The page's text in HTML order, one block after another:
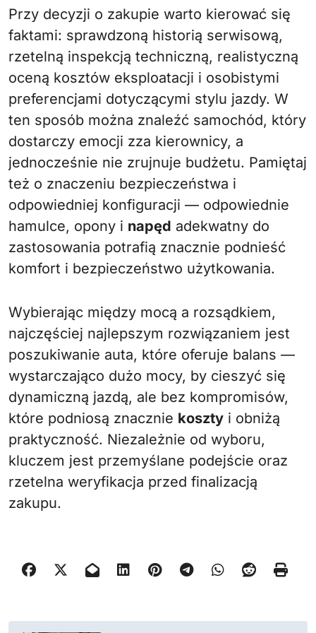
Przy decyzji o zakupie warto kierować się
faktami: sprawdzoną historią serwisową,
rzetelną inspekcją techniczną, realistyczną
oceną kosztów eksploatacji i osobistymi
preferencjami dotyczącymi stylu jazdy. W
ten sposób można znaleźć samochód, który
dostarczy emocji zza kierownicy, a
jednocześnie nie zrujnuje budżetu. Pamiętaj
też o znaczeniu bezpieczeństwa i
odpowiedniej konfiguracji — odpowiednie
hamulce, opony i napęd adekwatny do
zastosowania potrafią znacznie podnieść
komfort i bezpieczeństwo użytkowania.
Wybierając między mocą a rozsądkiem,
najczęściej najlepszym rozwiązaniem jest
poszukiwanie auta, które oferuje balans —
wystarczająco dużo mocy, by cieszyć się
dynamiczną jazdą, ale bez kompromisów,
które podniosą znacznie koszty i obniżą
praktyczność. Niezależnie od wyboru,
kluczem jest przemyślane podejście oraz
rzetelna weryfikacja przed finalizacją
zakupu.